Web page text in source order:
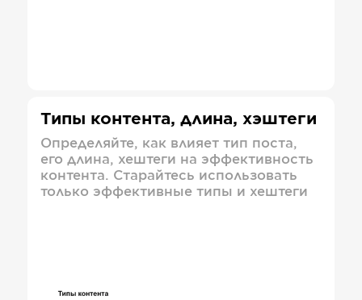
Типы контента, длина, хэштеги
Определяйте, как влияет тип поста,
его длина, хештеги на эффективность
контента. Старайтесь использовать
только эффективные типы и хештеги